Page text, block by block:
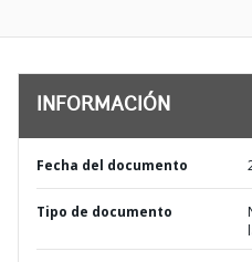
INFORMACIÓN
Fecha del documento
Tipo de documento